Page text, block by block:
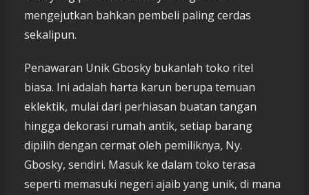
mengejutkan bahkan pembeli paling cerdas
sekalipun.
Penawaran Unik Gbosky bukanlah toko ritel
biasa. Ini adalah harta karun berupa temuan
eklektik, mulai dari perhiasan buatan tangan
hingga dekorasi rumah antik, setiap barang
dipilih dengan cermat oleh pemiliknya, Ny.
Gbosky, sendiri. Masuk ke dalam toko terasa
seperti memasuki negeri ajaib yang unik, di mana